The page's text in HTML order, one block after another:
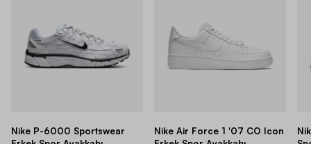
Nike P-6000 Sportswear
Nike Air Force 1 '07 CO Icon